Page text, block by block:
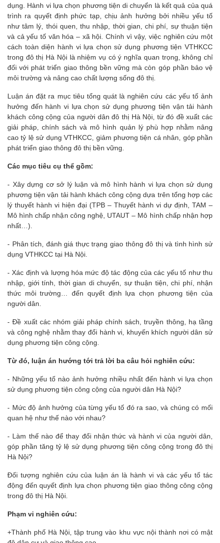
dụng. Hành vi lựa chọn phương tiện di chuyển là kết quả của quá
trình ra quyết định phức tạp, chịu ảnh hưởng bởi nhiều yếu tố
như tâm lý, thói quen, thu nhập, thời gian, chi phí, sự thuận tiện
và cả yếu tố văn hóa – xã hội. Chính vì vậy, việc nghiên cứu một
cách toàn diện hành vi lựa chọn sử dụng phương tiện VTHKCC
trong đô thị Hà Nội là nhiệm vụ có ý nghĩa quan trọng, không chỉ
đối với phát triển giao thông bền vững mà còn góp phần bảo vệ
môi trường và nâng cao chất lượng sống đô thị.
Luận án đặt ra mục tiêu tổng quát là nghiên cứu các yếu tố ảnh
hưởng đến hành vi lựa chọn sử dụng phương tiện vận tải hành
khách công cộng của người dân đô thị Hà Nội, từ đó đề xuất các
giải pháp, chính sách và mô hình quản lý phù hợp nhằm nâng
cao tỷ lệ sử dụng VTHKCC, giảm phương tiện cá nhân, góp phần
phát triển giao thông đô thị bền vững.
Các mục tiêu cụ thể gồm:
- Xây dựng cơ sở lý luận và mô hình hành vi lựa chọn sử dụng
phương tiện vận tải hành khách công cộng dựa trên tổng hợp các
lý thuyết hành vi hiện đại (TPB – Thuyết hành vi dự định, TAM –
Mô hình chấp nhận công nghệ, UTAUT – Mô hình chấp nhận hợp
nhất…).
- Phân tích, đánh giá thực trạng giao thông đô thị và tình hình sử
dụng VTHKCC tại Hà Nội.
- Xác định và lượng hóa mức độ tác động của các yếu tố như thu
nhập, giới tính, thời gian di chuyển, sự thuận tiện, chi phí, nhận
thức môi trường… đến quyết định lựa chọn phương tiện của
người dân.
- Đề xuất các nhóm giải pháp chính sách, truyền thông, hạ tầng
và công nghệ nhằm thay đổi hành vi, khuyến khích người dân sử
dụng phương tiện công cộng.
Từ đó, luận án hướng tới trả lời ba câu hỏi nghiên cứu:
- Những yếu tố nào ảnh hưởng nhiều nhất đến hành vi lựa chọn
sử dụng phương tiện công cộng của người dân Hà Nội?
- Mức độ ảnh hưởng của từng yếu tố đó ra sao, và chúng có mối
quan hệ như thế nào với nhau?
- Làm thế nào để thay đổi nhận thức và hành vi của người dân,
góp phần tăng tỷ lệ sử dụng phương tiện công cộng trong đô thị
Hà Nội?
Đối tượng nghiên cứu của luận án là hành vi và các yếu tố tác
động đến quyết định lựa chọn phương tiện giao thông công cộng
trong đô thị Hà Nội.
Phạm vi nghiên cứu:
+Thành phố Hà Nội, tập trung vào khu vực nội thành nơi có mật